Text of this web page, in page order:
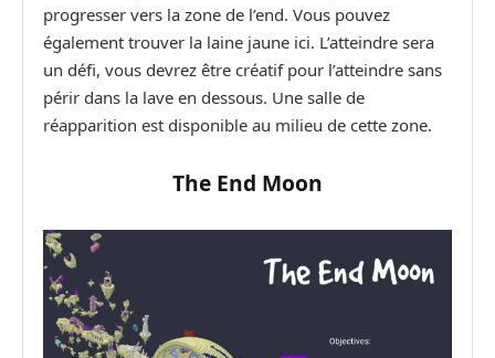
progresser vers la zone de l’end. Vous pouvez
également trouver la laine jaune ici. L’atteindre sera
un défi, vous devrez être créatif pour l’atteindre sans
périr dans la lave en dessous. Une salle de
réapparition est disponible au milieu de cette zone.
The End Moon